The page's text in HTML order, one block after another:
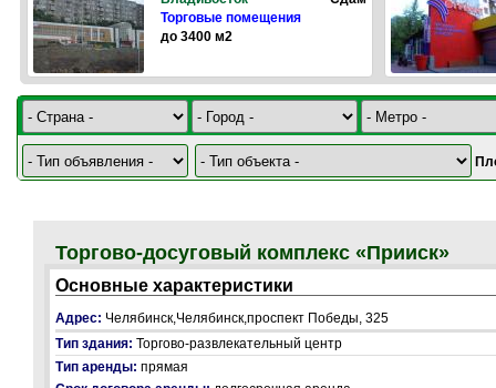
Торговые помещения
до 3400 м2
Торгово-досуговый комплекс «Прииск»
Основные характеристики
Адрес: Челябинск,Челябинск,проспект Победы, 325
Тип здания: Торгово-развлекательный центр
Тип аренды: прямая